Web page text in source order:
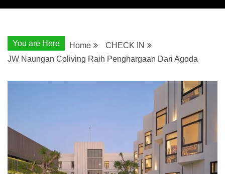
You are Here Home
CHECK IN
JW Naungan Coliving Raih Penghargaan Dari Agoda